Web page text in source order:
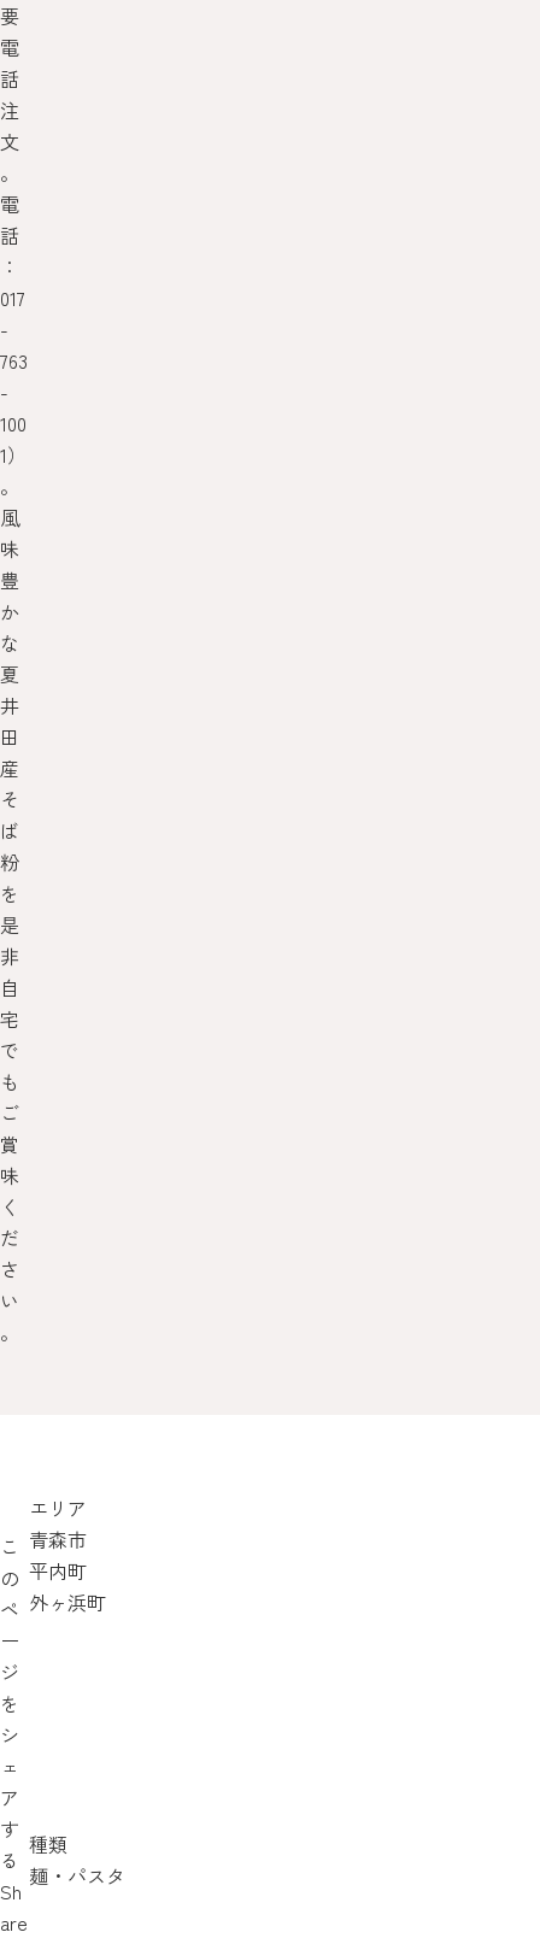
要
電
話
注
文
。
電
話
：
017
-
763
-
100
1）
。
風
味
豊
か
な
夏
井
田
産
そ
ば
粉
を
是
非
自
宅
で
も
ご
賞
味
く
だ
さ
い
。
エリア
青森市
平内町
外ヶ浜町
種類
麺・パスタ
こ
の
ペ
ー
ジ
を
シ
ェ
ア
す
る
Sh
are